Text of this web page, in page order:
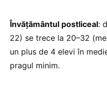
Învățământul postliceal:
22) se trece la 20–32
un plus de 4 elevi în
pragul minim.